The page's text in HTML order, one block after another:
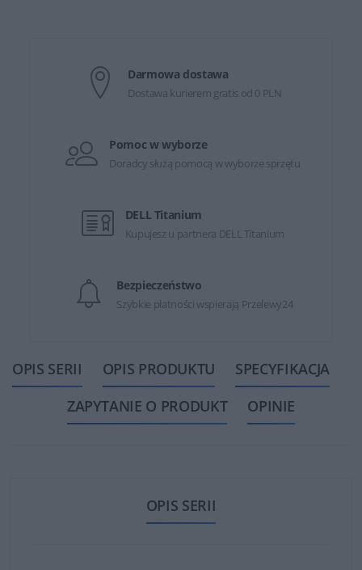
Darmowa dostawa
Dostawa kurierem gratis od 0 PLN
Pomoc w wyborze
Doradcy służą pomocą w wyborze sprzętu
DELL Titanium
Kupujesz u partnera DELL Titanium
Bezpieczeństwo
Szybkie płatności wspierają Przelewy24
OPIS SERII OPIS PRODUKTU
SPECYFIKACJA
ZAPYTANIE O PRODUKT
OPINIE
OPIS SERII